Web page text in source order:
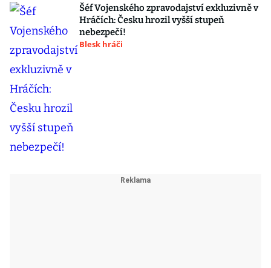
Šéf Vojenského zpravodajství exkluzivně v
Hráčích: Česku hrozil vyšší stupeň
nebezpečí!
Blesk hráči